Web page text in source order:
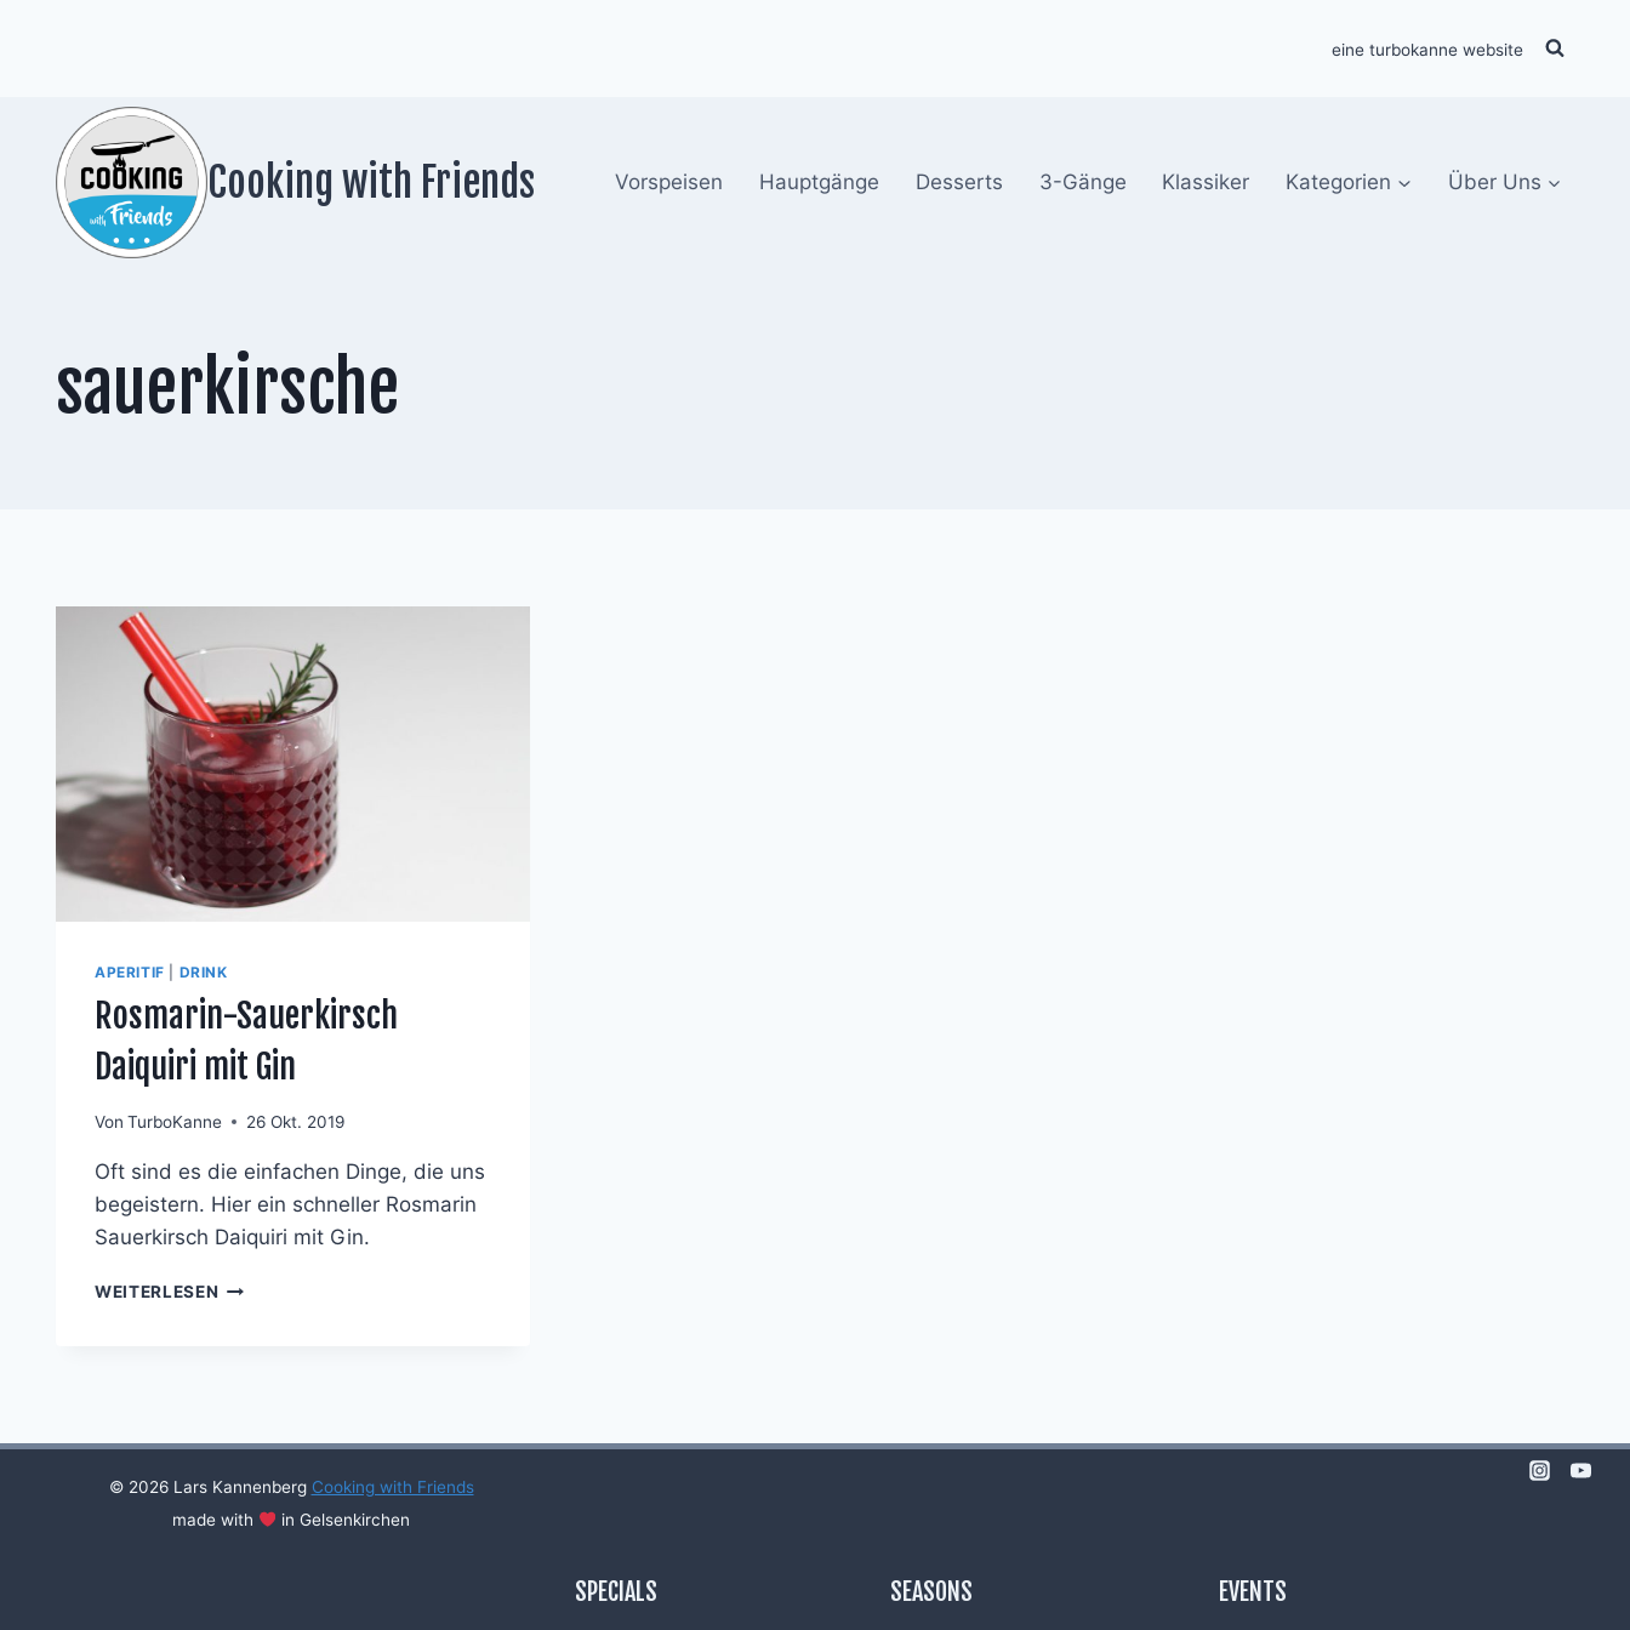
eine turbokanne website
Cooking with Friends Vorspeisen Hauptgänge Desserts 3-Gänge Klassiker Kategorien Über Uns
sauerkirsche
APERITIF DRINK
Rosmarin-Sauerkirsch
Daiquiri mit Gin
Von TurboKanne 26 Okt. 2019
Oft sind es die einfachen Dinge, die uns
begeistern. Hier ein schneller Rosmarin
Sauerkirsch Daiquiri mit Gin.
WEITERLESEN ROSMARIN-
© 2026 Lars Kannenberg Cooking with Friends
made with
in Gelsenkirchen
SPECIALS SEASONS EVENTS